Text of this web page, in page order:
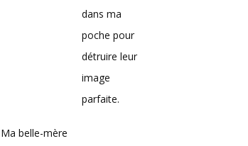
dans ma
poche pour
détruire leur
image
parfaite.
Ma belle-mère